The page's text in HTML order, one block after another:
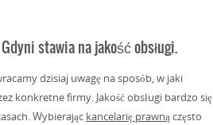
stawia na jakość obsługi.
dzisiaj uwagę na sposób, w jaki
konkretne firmy. Jakość obsługi bardzo się
Wybierając kancelarię prawnączęsto